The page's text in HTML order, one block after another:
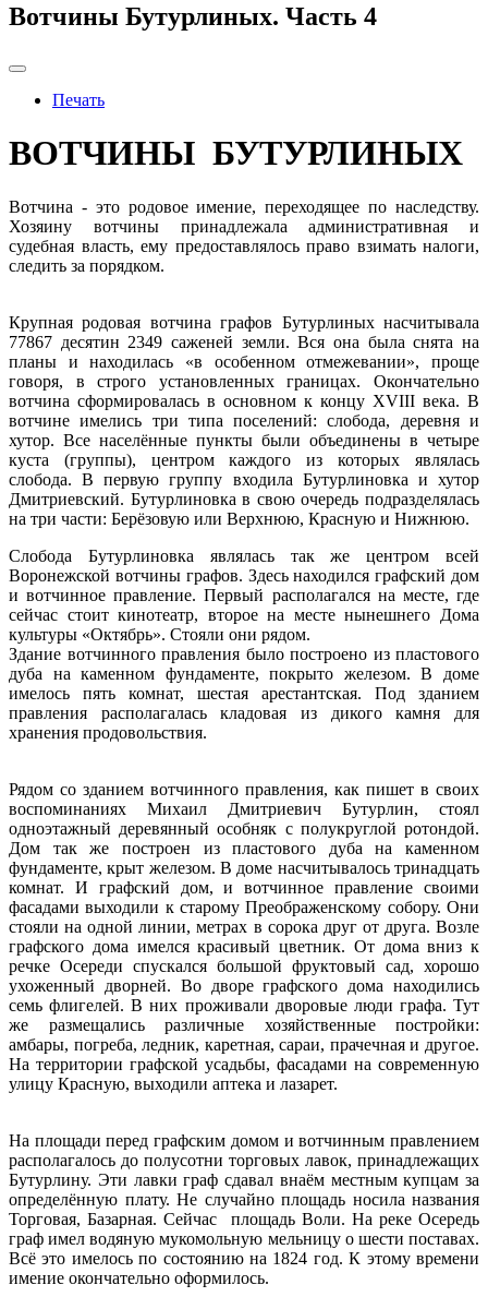
Вотчины Бутурлиных. Часть 4
Печать
ВОТЧИНЫ БУТУРЛИНЫХ
Вотчина - это родовое имение, переходящее по наследству.
Хозяину вотчины принадлежала административная и
судебная власть, ему предоставлялось право взимать налоги,
следить за порядком.
Крупная родовая вотчина графов Бутурлиных насчитывала
77867 десятин 2349 саженей земли. Вся она была снята на
планы и находилась «в особенном отмежевании», проще
говоря, в строго установленных границах. Окончательно
вотчина сформировалась в основном к концу XVIII века. В
вотчине имелись три типа поселений: слобода, деревня и
хутор. Все населённые пункты были объединены в четыре
куста (группы), центром каждого из которых являлась
слобода. В первую группу входила Бутурлиновка и хутор
Дмитриевский. Бутурлиновка в свою очередь подразделялась
на три части: Берёзовую или Верхнюю, Красную и Нижнюю.
Слобода Бутурлиновка являлась так же центром всей
Воронежской вотчины графов. Здесь находился графский дом
и вотчинное правление. Первый располагался на месте, где
сейчас стоит кинотеатр, второе на месте нынешнего Дома
культуры «Октябрь». Стояли они рядом.
Здание вотчинного правления было построено из пластового
дуба на каменном фундаменте, покрыто железом. В доме
имелось пять комнат, шестая арестантская. Под зданием
правления располагалась кладовая из дикого камня для
хранения продовольствия.
Рядом со зданием вотчинного правления, как пишет в своих
воспоминаниях Михаил Дмитриевич Бутурлин, стоял
одноэтажный деревянный особняк с полукруглой ротондой.
Дом так же построен из пластового дуба на каменном
фундаменте, крыт железом. В доме насчитывалось тринадцать
комнат. И графский дом, и вотчинное правление своими
фасадами выходили к старому Преображенскому собору. Они
стояли на одной линии, метрах в сорока друг от друга. Возле
графского дома имелся красивый цветник. От дома вниз к
речке Осереди спускался большой фруктовый сад, хорошо
ухоженный дворней. Во дворе графского дома находились
семь флигелей. В них проживали дворовые люди графа. Тут
же размещались различные хозяйственные постройки:
амбары, погреба, ледник, каретная, сараи, прачечная и другое.
На территории графской усадьбы, фасадами на современную
улицу Красную, выходили аптека и лазарет.
На площади перед графским домом и вотчинным правлением
располагалось до полусотни торговых лавок, принадлежащих
Бутурлину. Эти лавки граф сдавал внаём местным купцам за
определённую плату. Не случайно площадь носила названия
Торговая, Базарная. Сейчас площадь Воли. На реке Осередь
граф имел водяную мукомольную мельницу о шести поставах.
Всё это имелось по состоянию на 1824 год. К этому времени
имение окончательно оформилось.